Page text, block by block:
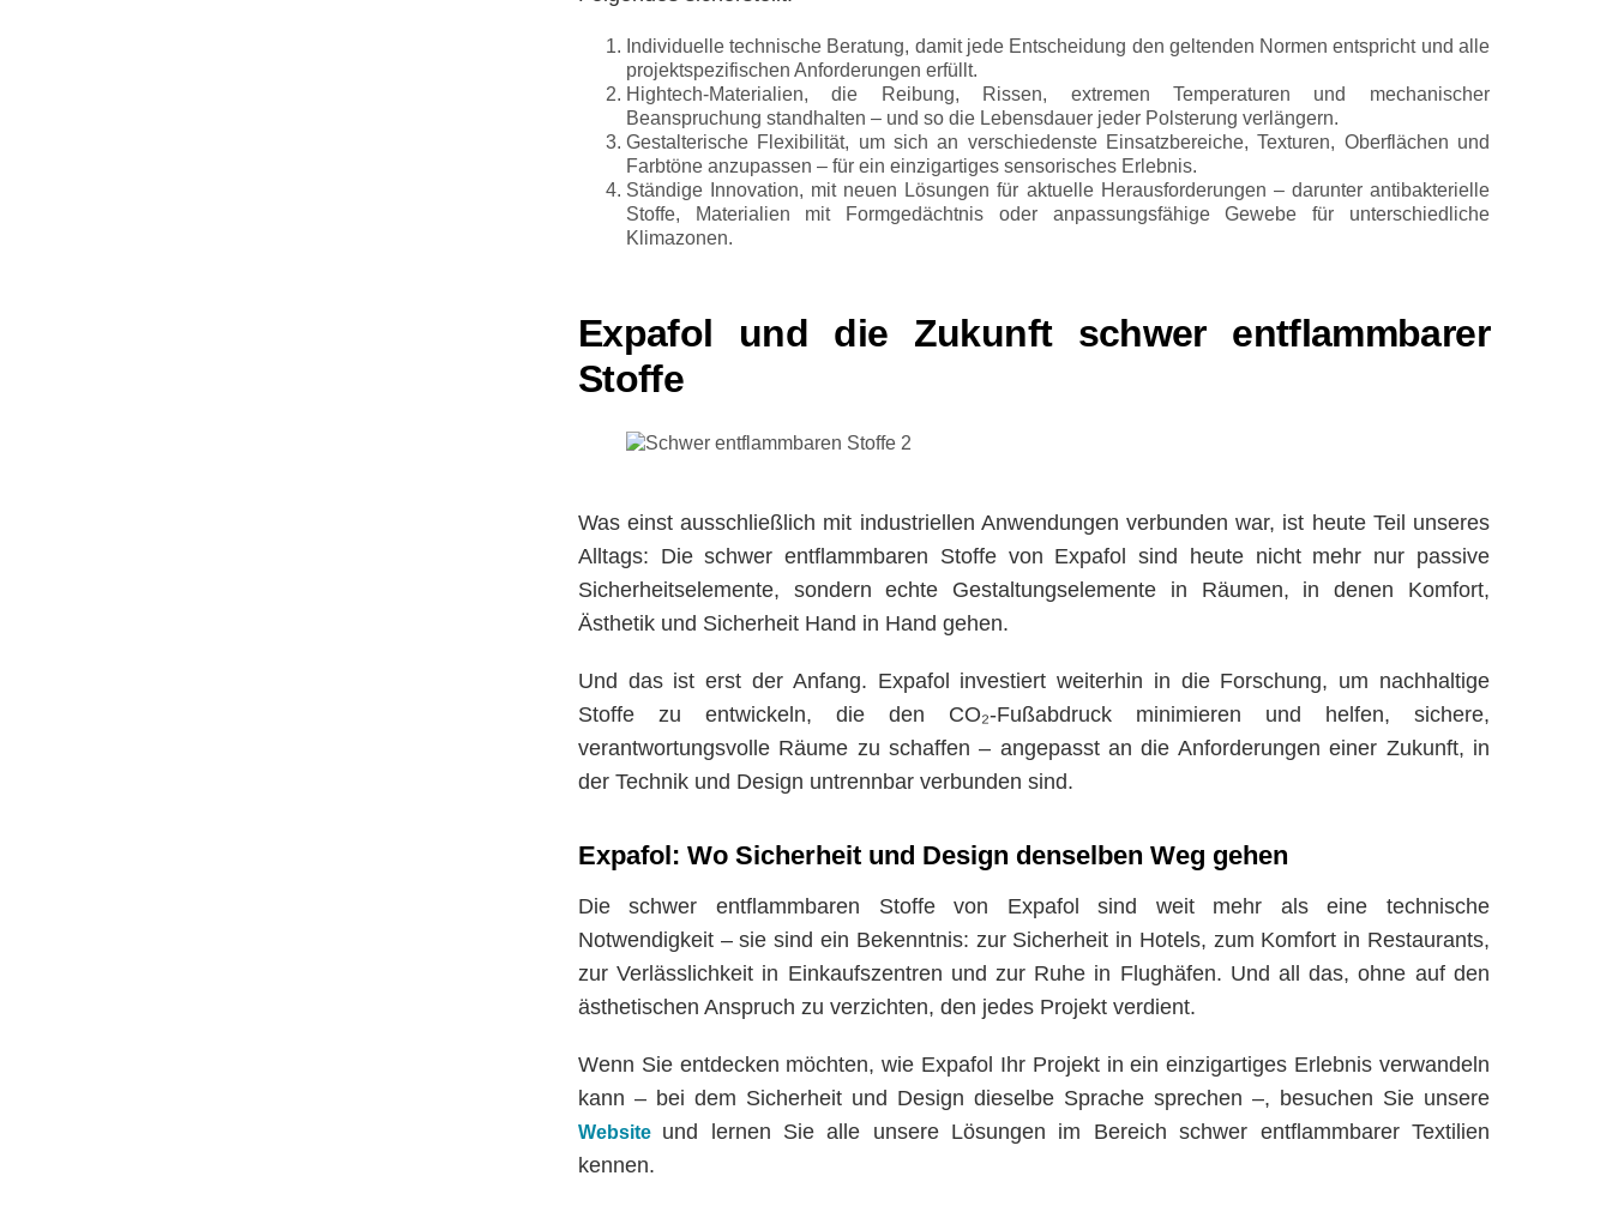
Individuelle technische Beratung, damit jede Entscheidung den geltenden Normen entspricht und alle
projektspezifischen Anforderungen erfüllt.
Hightech-Materialien, die Reibung, Rissen, extremen Temperaturen und mechanischer
Beanspruchung standhalten – und so die Lebensdauer jeder Polsterung verlängern.
Gestalterische Flexibilität, um sich an verschiedenste Einsatzbereiche, Texturen, Oberflächen und
Farbtöne anzupassen – für ein einzigartiges sensorisches Erlebnis.
Ständige Innovation, mit neuen Lösungen für aktuelle Herausforderungen – darunter antibakterielle
Stoffe, Materialien mit Formgedächtnis oder anpassungsfähige Gewebe für unterschiedliche
Klimazonen.
Expafol und die Zukunft schwer entflammbarer
Stoffe
Was einst ausschließlich mit industriellen Anwendungen verbunden war, ist heute Teil unseres
Alltags: Die schwer entflammbaren Stoffe von Expafol sind heute nicht mehr nur passive
Sicherheitselemente, sondern echte Gestaltungselemente in Räumen, in denen Komfort,
Ästhetik und Sicherheit Hand in Hand gehen.
Und das ist erst der Anfang. Expafol investiert weiterhin in die Forschung, um nachhaltige
Stoffe zu entwickeln, die den CO₂-Fußabdruck minimieren und helfen, sichere,
verantwortungsvolle Räume zu schaffen – angepasst an die Anforderungen einer Zukunft, in
der Technik und Design untrennbar verbunden sind.
Expafol: Wo Sicherheit und Design denselben Weg gehen
Die schwer entflammbaren Stoffe von Expafol sind weit mehr als eine technische
Notwendigkeit – sie sind ein Bekenntnis: zur Sicherheit in Hotels, zum Komfort in Restaurants,
zur Verlässlichkeit in Einkaufszentren und zur Ruhe in Flughäfen. Und all das, ohne auf den
ästhetischen Anspruch zu verzichten, den jedes Projekt verdient.
Wenn Sie entdecken möchten, wie Expafol Ihr Projekt in ein einzigartiges Erlebnis verwandeln
kann – bei dem Sicherheit und Design dieselbe Sprache sprechen –, besuchen Sie unsere
Website und lernen Sie alle unsere Lösungen im Bereich schwer entflammbarer Textilien
kennen.